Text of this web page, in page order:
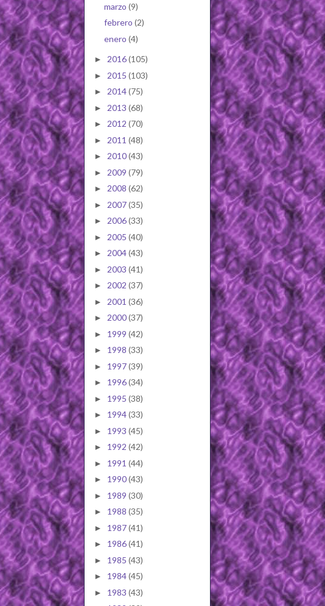
marzo (9)
febrero (2)
enero (4)
► 2016(105)
► 2015 (103)
► 2014(75)
► 2013 (68)
► 2012 (70)
► 2011 (48)
► 2010(43)
► 2009 (79)
► 2008 (62)
► 2007(35)
► 2006(33)
► 2005 (40)
► 2004(43)
► 2003 (41)
► 2002 (37)
► 2001 (36)
► 2000(37)
► 1999 (42)
► 1998 (33)
► 1997(39)
► 1996(34)
► 1995 (38)
► 1994(33)
► 1993 (45)
► 1992 (42)
► 1991 (44)
► 1990(43)
► 1989 (30)
► 1988 (35)
► 1987(41)
► 1986(41)
► 1985 (43)
► 1984(45)
► 1983 (43)